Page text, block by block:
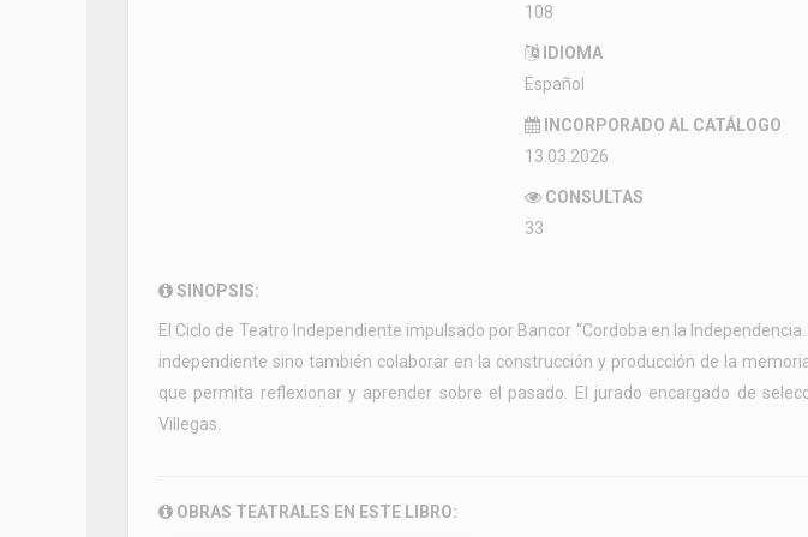
108
IDIOMA
Español
INCORPORADO AL CATÁLOGO
13.03.2026
CONSULTAS
33
SINOPSIS:
El Ciclo de Teatro Independiente impulsado por Bancor “Cordoba en la
independiente sino también colaborar en la construcción y producción de la
que permita reflexionar y aprender sobre el pasado. El jurado encargado de
Villegas.
OBRAS TEATRALES EN ESTE LIBRO: